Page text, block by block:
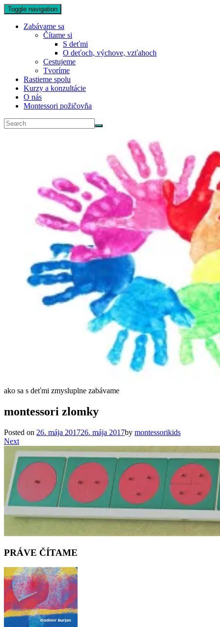
Toggle navigation
Zabávame sa
Čítame si
S deťmi
O deťoch, výchove, vzťahoch
Cestujeme
Tvoríme
Rastieme spolu
Kurzy a konzultácie
O nás
Montessori požičovňa
ako sa s deťmi zmysluplne zabávame
montessori zlomky
Posted on 26. mája 201726. mája 2017by montessorikids
Next
PRÁVE ČÍTAME